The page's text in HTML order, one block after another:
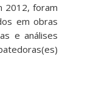
2012, foram
em obras
e análises